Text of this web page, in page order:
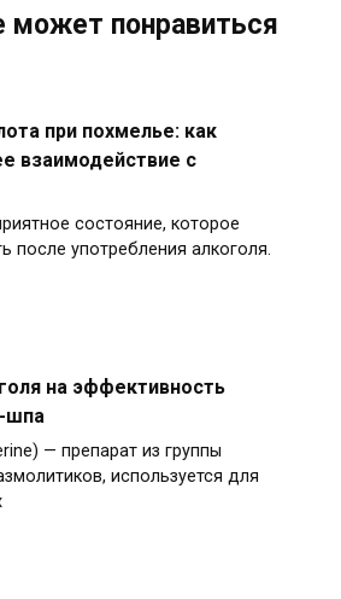
может понравиться
при похмелье: как
взаимодействие с
состояние, которое
после употребления алкоголя.
на эффективность
шпа
— препарат из группы
используется для